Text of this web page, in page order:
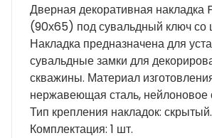
Дверная декоративная накладка
(90х65) под сувальдный ключ со
Накладка предназначена для
сувальдные замки для
скважины. Материал
нержавеющая сталь, нейлоновое
Тип крепления накладок:
Комплектация: 1 шт.